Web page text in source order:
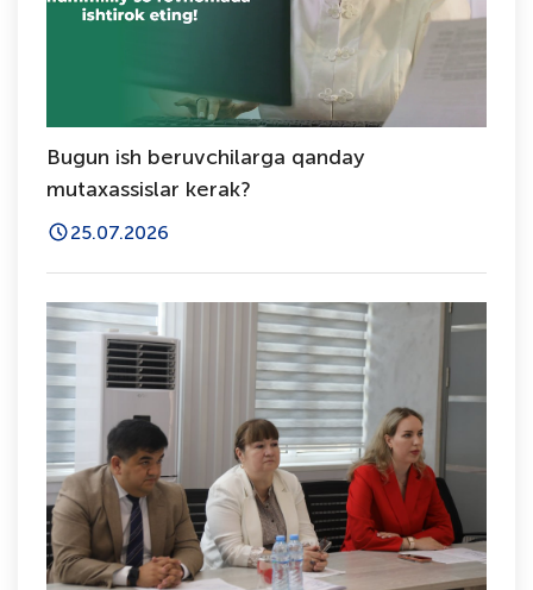
Bugun ish beruvchilarga qanday
mutaxassislar kerak?
25.07.2026